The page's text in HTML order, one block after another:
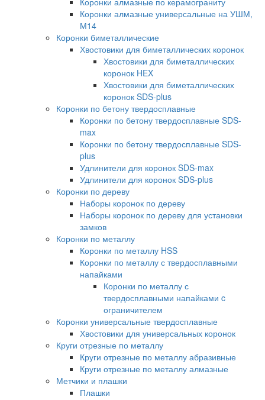
Коронки алмазные универсальные на УШМ,
М14
Коронки биметаллические
Хвостовики для биметаллических коронок
Хвостовики для биметаллических
коронок HEX
Хвостовики для биметаллических
коронок SDS-plus
Коронки по бетону твердосплавные
Коронки по бетону твердосплавные SDS-
max
Коронки по бетону твердосплавные SDS-
plus
Удлинители для коронок SDS-max
Удлинители для коронок SDS-plus
Коронки по дереву
Наборы коронок по дереву
Наборы коронок по дереву для установки
замков
Коронки по металлу
Коронки по металлу HSS
Коронки по металлу с твердосплавными
напайками
Коронки по металлу с
твердосплавными напайками c
ограничителем
Коронки универсальные твердосплавные
Хвостовики для универсальных коронок
Круги отрезные по металлу
Круги отрезные по металлу абразивные
Круги отрезные по металлу алмазные
Метчики и плашки
Плашки